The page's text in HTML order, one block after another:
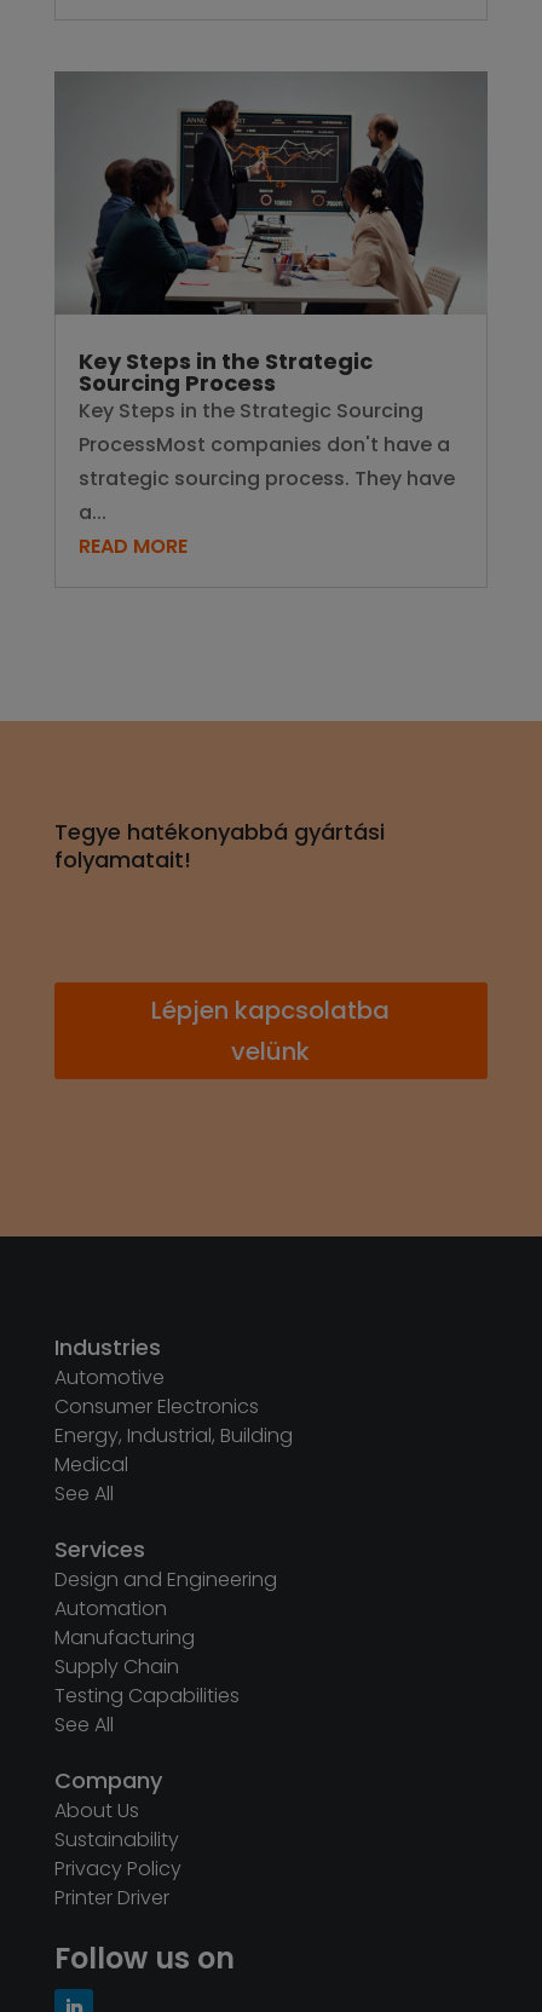
Key Steps in the Strategic
Sourcing Process
Key Steps in the Strategic Sourcing
ProcessMost companies don't have a
strategic sourcing process. They have
a...
READ MORE
Tegye hatékonyabbá gyártási
folyamatait!
Lépjen kapcsolatba
velünk
Industries
Automotive
Consumer Electronics
Energy, Industrial, Building
Medical
See All
Services
Design and Engineering
Automation
Manufacturing
Supply Chain
Testing Capabilities
See All
Company
About Us
Sustainability
Privacy Policy
Printer Driver
Follow us on